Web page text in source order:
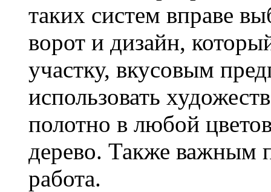
таких систем вправе
ворот и дизайн,
участку, вкусовым
использовать
полотно в любой
дерево. Также важным
работа.